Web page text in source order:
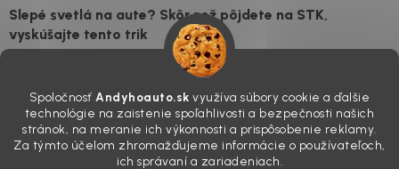
Spoločnosť Andyhoauto.sk využíva súbory cookie a ďalšie
technológie na zaistenie spoľahlivosti a bezpečnosti našich
stránok, na meranie ich výkonnosti a prispôsobenie reklamy.
Za týmto účelom zhromažďujeme informácie o používateľoch,
ich správaní a zariadeniach.
Slepé svetlá na aute? Skôr než pôjdete na STK,
vyskúšajte tento trik
skutočnosti je? Často za to môžu práve „slepé“ svetlomety. Ten
mliečny, drsný povrch nie je len estetická vada. Keď slnko a soľ urobia
svoje, plexisklo začne svetlo rozptyľovať namiesto to...
Zabudnite na handru. Ak chcete mať auto naozaj čisté,